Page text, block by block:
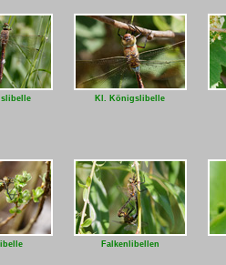
Kl. Königslibelle
Falkenlibellen